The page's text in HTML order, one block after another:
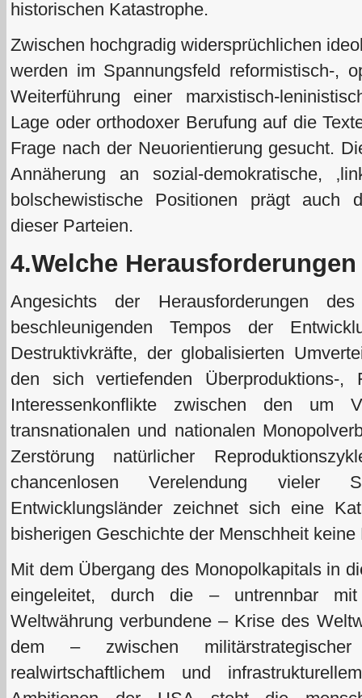
historischen Katastrophe.
Zwischen hochgradig widersprüchlichen
werden im Spannungsfeld reformistisch-,
Weiterführung einer marxistisch-
Lage oder orthodoxer Berufung auf die
Frage nach der Neuorientierung gesucht.
Annäherung an sozial-demokratische,
bolschewistische Positionen prägt auch
dieser Parteien.
4.Welche
Angesichts der Herausforderungen
beschleunigenden Tempos der
Destruktivkräfte, der globalisierten
den sich vertiefenden Überproduktions-
Interessenkonflikte zwischen den um
transnationalen und nationalen
Zerstörung natürlicher
chancenlosen Verelendung
Entwicklungsländer zeichnet sich eine
bisherigen Geschichte der Menschheit
Mit dem Übergang des Monopolkapitals in
eingeleitet, durch die – untrennbar
Weltwährung verbundene – Krise des
dem – zwischen
realwirtschaftlichem und